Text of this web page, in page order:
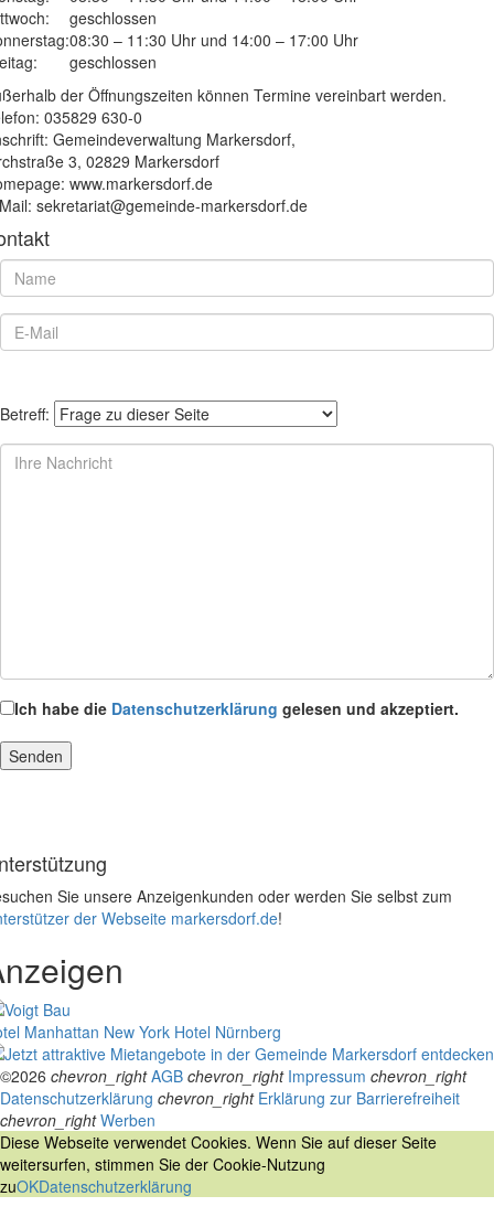
geschlossen
08:30 – 11:30 Uhr und 14:00 – 17:00 Uhr
geschlossen
der Öffnungszeiten können Termine vereinbart werden.
035829 630-0
Gemeindeverwaltung Markersdorf,
3, 02829 Markersdorf
www.markersdorf.de
sekretariat@gemeinde-markersdorf.de
Betreff:
Ich habe die Datenschutzerklärung gelesen und akzeptiert.
Sie unsere Anzeigenkunden oder werden Sie selbst zum
der Webseite markersdorf.de!
Manhattan New York Hotel Nürnberg
©2026 chevron_right AGB chevron_right Impressum chevron_right
Datenschutzerklärung chevron_right Erklärung zur Barrierefreiheit
chevron_right Werben
Diese Webseite verwendet Cookies. Wenn Sie auf dieser Seite
weitersurfen, stimmen Sie der Cookie-Nutzung
zuOKDatenschutzerklärung